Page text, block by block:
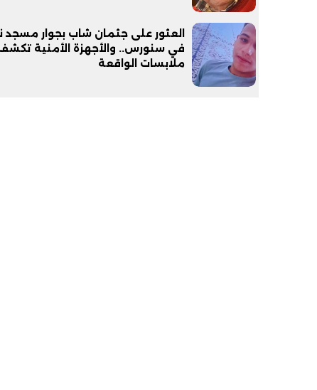
العثور على جثمان شاب بجوار مسجد
في سنورس.. والأجهزة الأمنية
ملابسات الواقعة
الوداع الأخير.. دفن جثامين الضحايا
الأربعة بقرية السعدية في الفيوم
افتتاح أكبر